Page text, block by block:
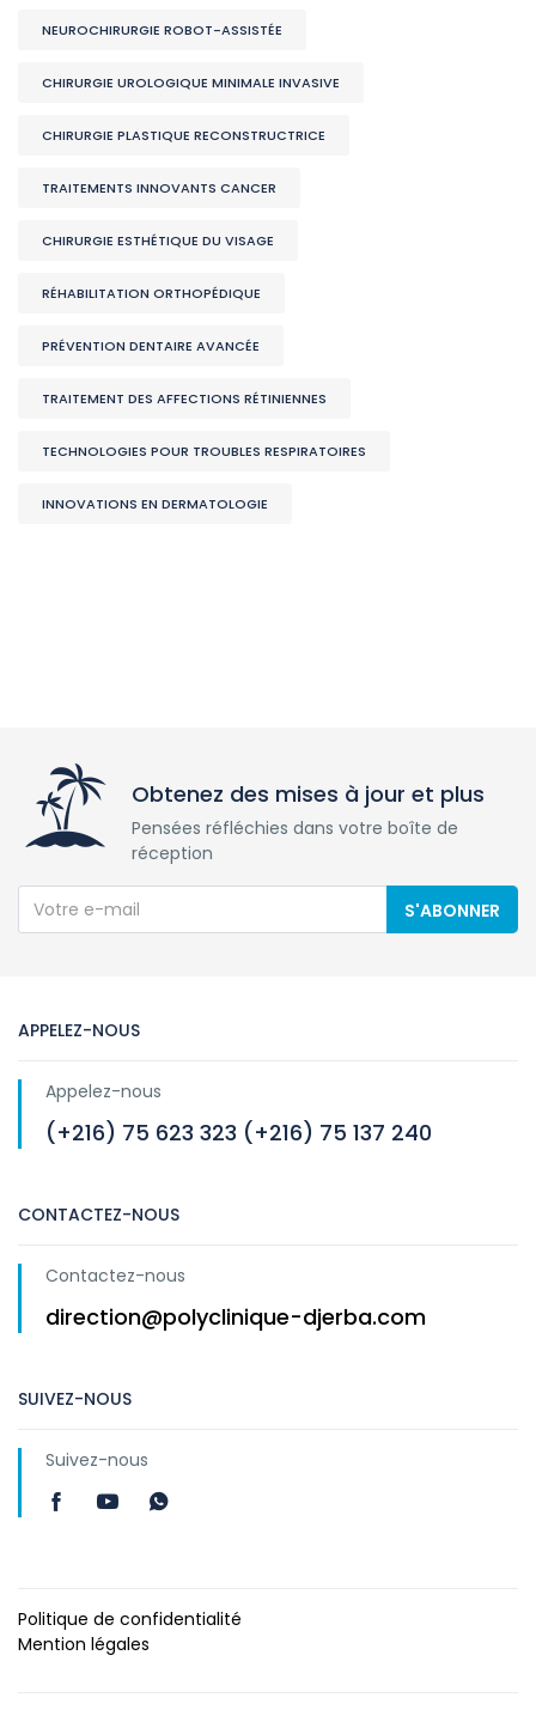
NEUROCHIRURGIE ROBOT-ASSISTÉE
CHIRURGIE UROLOGIQUE MINIMALE INVASIVE
CHIRURGIE PLASTIQUE RECONSTRUCTRICE
TRAITEMENTS INNOVANTS CANCER
CHIRURGIE ESTHÉTIQUE DU VISAGE
RÉHABILITATION ORTHOPÉDIQUE
PRÉVENTION DENTAIRE AVANCÉE
TRAITEMENT DES AFFECTIONS RÉTINIENNES
TECHNOLOGIES POUR TROUBLES RESPIRATOIRES
INNOVATIONS EN DERMATOLOGIE
Obtenez des mises à jour et plus
Pensées réfléchies dans votre boîte de
réception
S'ABONNER
APPELEZ-NOUS
Appelez-nous
(+216) 75 623 323 (+216) 75 137 240
CONTACTEZ-NOUS
Contactez-nous
direction@polyclinique-djerba.com
SUIVEZ-NOUS
Suivez-nous
Politique de confidentialité
Mention légales